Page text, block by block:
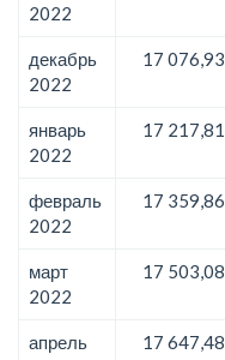
2022
декабрь
2022
17 076,93
январь
2022
17 217,81
февраль
2022
17 359,86
март
2022
17 503,08
апрель
17 647,48